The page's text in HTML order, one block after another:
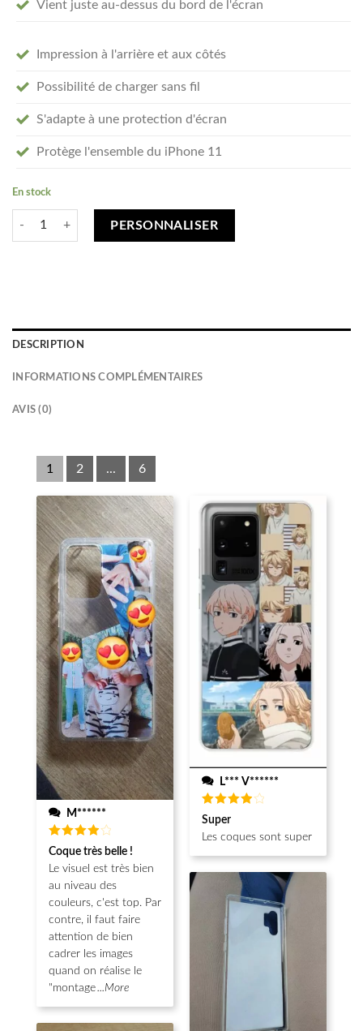
Vient juste au-dessus du bord de l'écran
Impression à l'arrière et aux côtés
Possibilité de charger sans fil
S'adapte à une protection d'écran
Protège l'ensemble du iPhone 11
En stock
quantité de Créez votre iPhone 11 coque personnalisée - tough case
PERSONNALISER
DESCRIPTION
INFORMATIONS COMPLÉMENTAIRES
AVIS (0)
1 2 ... 6
M******
Note4
sur 5
Coque très belle !
Le visuel est très bien
au niveau des
couleurs, c'est top. Par
contre, il faut faire
attention de bien
cadrer les images
quand on réalise le
"montage...More
L*** V******
Note
sur 5
Super
Les coques sont super